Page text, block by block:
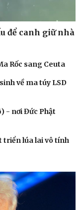
để canh giữ nhà
Rốc sang Ceuta
về ma túy LSD
- nơi Đức Phật
triển lúa lai vô tính